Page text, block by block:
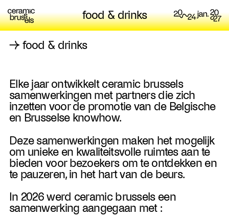
food & drinks
→ food & drinks
Elke jaar ontwikkelt ceramic brussels
samenwerkingen met partners die zich
inzetten voor de promotie van de Belgische
en Brusselse knowhow.
Deze samenwerkingen maken het mogelijk
om unieke en kwaliteitsvolle ruimtes aan te
bieden voor bezoekers om te ontdekken en
te pauzeren, in het hart van de beurs.
In 2026 werd ceramic brussels een
samenwerking aangegaan met :